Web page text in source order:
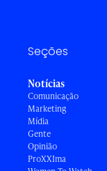
Seções
Notícias
Comunicação
Marketing
Mídia
Gente
Opinião
ProXXIma